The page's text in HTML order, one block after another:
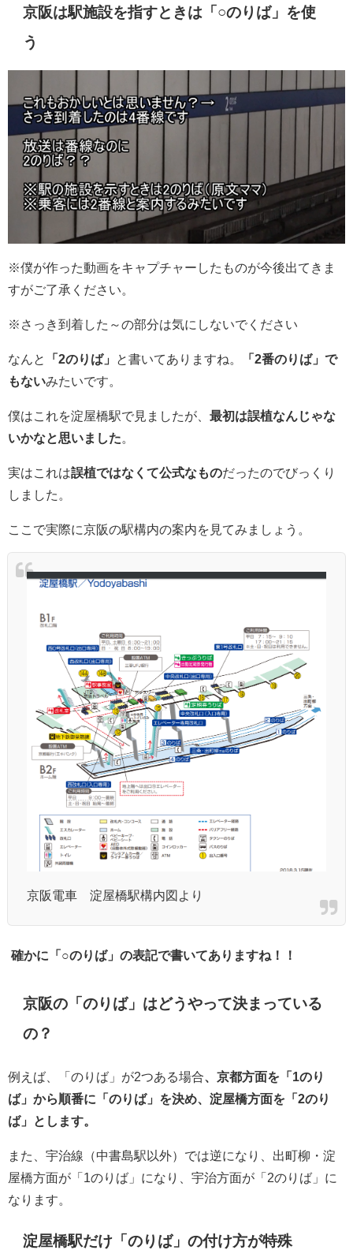
京阪は駅施設を指すときは「○のりば」を使
う
※僕が作った動画をキャプチャーしたものが今後出てきま
すがご了承ください。
※さっき到着した～の部分は気にしないでください
なんと 「2のりば」 と書いてありますね。
「2番のりば」で
もないみたいです。
僕はこれを淀屋橋駅で見ましたが、 最初は誤植なんじゃな
いかなと思いました
実はこれは誤植ではなくて公式なものだったのでびっくり
しました。
ここで実際に京阪の駅構内の案内を見てみましょう。
京阪電車 淀屋橋駅構内図より
確かに「○のりば」の表記で書いてありますね！！
京阪の「のりば」はどうやって決まっている
の？
例えば、「のりば」が2つある場合、京都方面を「1のり
ば」から順番に「のりば」を決め、淀屋橋方面を「2のり
ば」とします。
また、宇治線（中書島駅以外）では逆になり、出町柳・淀
屋橋方面が「1のりば」になり、宇治方面が「2のりば」に
なります。
淀屋橋駅だけ「のりば」の付け方が特殊